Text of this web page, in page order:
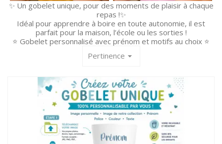
✨ Un gobelet unique, pour des moments de plaisir à chaque
repas !✨
Idéal pour apprendre à boire en toute autonomie, il est
parfait pour la maison, l’école ou les sorties !
⭐ Gobelet personnalisé avec prénom et motifs au choix ⭐
Pertinence arrow_drop_down